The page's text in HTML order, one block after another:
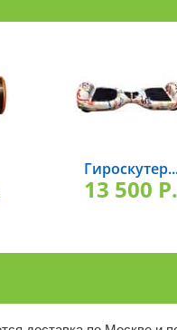
13 500 P.